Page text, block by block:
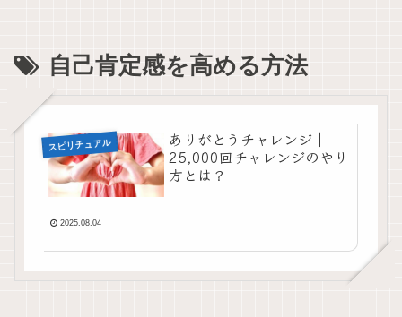
自己肯定感を高める方法
スピリチュアル
ありがとうチャレンジ｜
25,000回チャレンジのやり
方とは？
2025.08.04